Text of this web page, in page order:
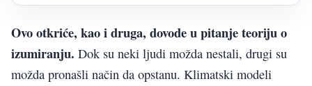
Ovo otkriće, kao i druga, dovode u pitanje teoriju o
izumiranju. Dok su neki ljudi možda nestali, drugi su
možda pronašli način da opstanu. Klimatski modeli